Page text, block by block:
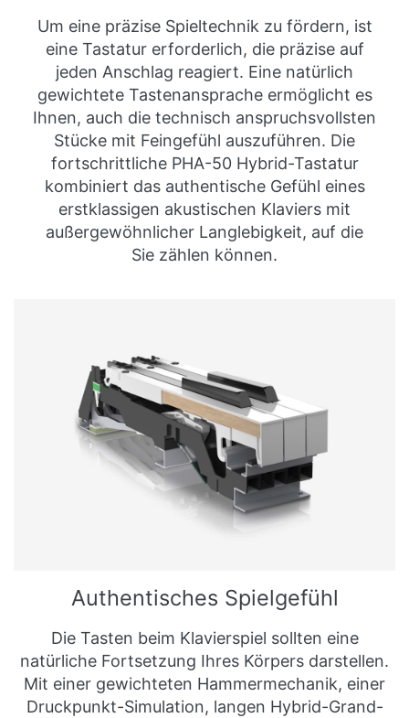
Authentisches Spielgefühl
Die Tasten beim Klavierspiel sollten eine
natürliche Fortsetzung Ihres Körpers darstellen.
Mit einer gewichteten Hammermechanik, einer
Druckpunkt-Simulation, langen Hybrid-Grand-
Um eine präzise Spieltechnik zu fördern, ist
eine Tastatur erforderlich, die präzise auf
jeden Anschlag reagiert. Eine natürlich
gewichtete Tastenansprache ermöglicht es
Ihnen, auch die technisch anspruchsvollsten
Stücke mit Feingefühl auszuführen. Die
fortschrittliche PHA-50 Hybrid-Tastatur
kombiniert das authentische Gefühl eines
erstklassigen akustischen Klaviers mit
außergewöhnlicher Langlebigkeit, auf die
Sie zählen können.